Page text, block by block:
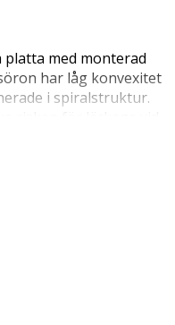
platta med monterad
har låg konvexitet
i spiralstruktur.
risken för läckage vid
eller ojämnheter i
Assura och Assura
bälte